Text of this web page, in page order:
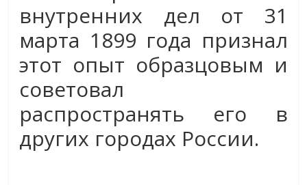
внутренних дел от 31
марта 1899 года признал
этот опыт образцовым и
советовал
распространять его в
других городах России.